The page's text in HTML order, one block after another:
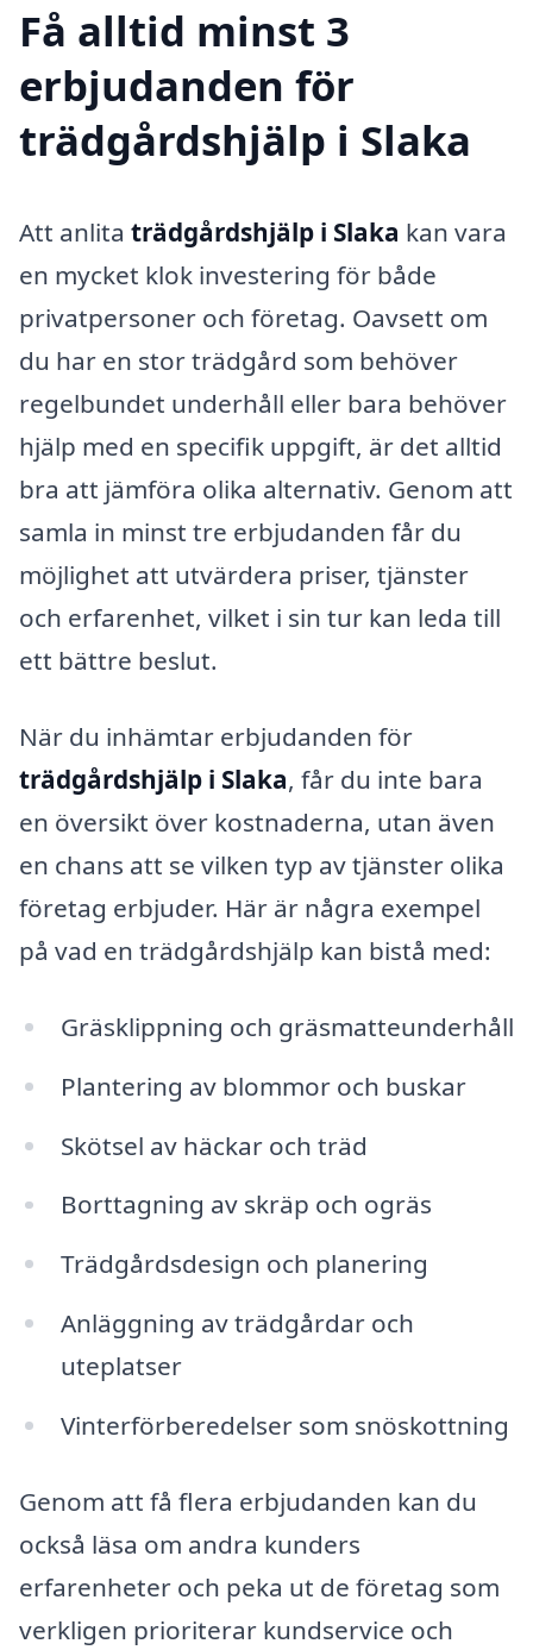
Få alltid minst 3
erbjudanden för
trädgårdshjälp i Slaka
Att anlita trädgårdshjälp i Slaka kan vara
en mycket klok investering för både
privatpersoner och företag. Oavsett om
du har en stor trädgård som behöver
regelbundet underhåll eller bara behöver
hjälp med en specifik uppgift, är det alltid
bra att jämföra olika alternativ. Genom att
samla in minst tre erbjudanden får du
möjlighet att utvärdera priser, tjänster
och erfarenhet, vilket i sin tur kan leda till
ett bättre beslut.
När du inhämtar erbjudanden för
trädgårdshjälp i Slaka, får du inte bara
en översikt över kostnaderna, utan även
en chans att se vilken typ av tjänster olika
företag erbjuder. Här är några exempel
på vad en trädgårdshjälp kan bistå med:
Gräsklippning och gräsmatteunderhåll
Plantering av blommor och buskar
Skötsel av häckar och träd
Borttagning av skräp och ogräs
Trädgårdsdesign och planering
Anläggning av trädgårdar och
uteplatser
Vinterförberedelser som snöskottning
Genom att få flera erbjudanden kan du
också läsa om andra kunders
erfarenheter och peka ut de företag som
verkligen prioriterar kundservice och